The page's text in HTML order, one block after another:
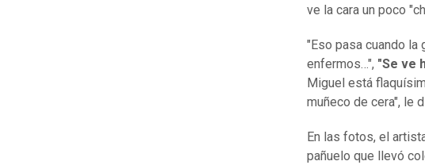
ve la cara un poco
"Eso pasa cuando
enfermos…", "Se ve
Miguel está
muñeco de cera", le
En las fotos, el
pañuelo que llevó